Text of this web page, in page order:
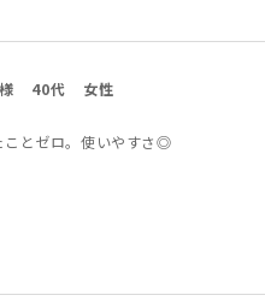
40代 女性
ことゼロ。使いやすさ◎